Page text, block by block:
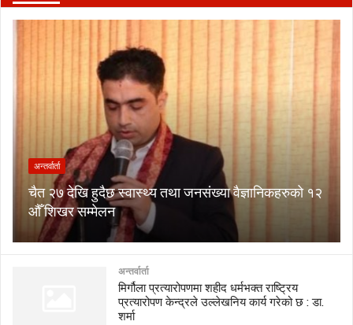
अन्तर्वार्ता
चैत २७ देखि हुदैछ स्वास्थ्य तथा जनसंख्या वैज्ञानिकहरुको १२
औँ शिखर सम्मेलन
अन्तर्वार्ता
मिर्गौला प्रत्यारोपणमा शहीद धर्मभक्त राष्ट्रिय
प्रत्यारोपण केन्द्रले उल्लेखनिय कार्य गरेको छ : डा.
शर्मा